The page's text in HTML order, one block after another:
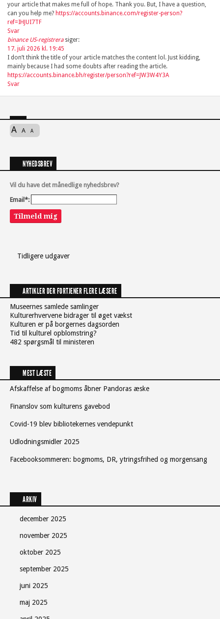
your article that makes me full of hope. Thank you. But, I have a question,
can you help me? https://accounts.binance.com/register-person?
ref=IHJUI7TF
Svar
binance US-registrera siger:
17. juli 2026 kl. 19:45
I don’t think the title of your article matches the content lol. Just kidding,
mainly because I had some doubts after reading the article.
https://accounts.binance.bh/register/person?ref=JW3W4Y3A
Svar
A A A
NYHEDSBREV
Vil du have det månedlige nyhedsbrev?
Email*:
Tilmeld mig
Tidligere udgaver
ARTIKLER DER FORTJENER FLERE LÆSERE
Museernes samlede samlinger
Kulturerhvervene bidrager til øget vækst
Kulturen er på borgernes dagsorden
Tid til kulturel opblomstring?
482 spørgsmål til ministeren
MEST LÆSTE
Afskaffelse af bogmoms åbner Pandoras æske
Finanslov som kulturens gavebod
Covid-19 blev bibliotekernes vendepunkt
Udlodningsmidler 2025
Facebooksommeren: bogmoms, DR, ytringsfrihed og morgensang
ARKIV
december 2025
november 2025
oktober 2025
september 2025
juni 2025
maj 2025